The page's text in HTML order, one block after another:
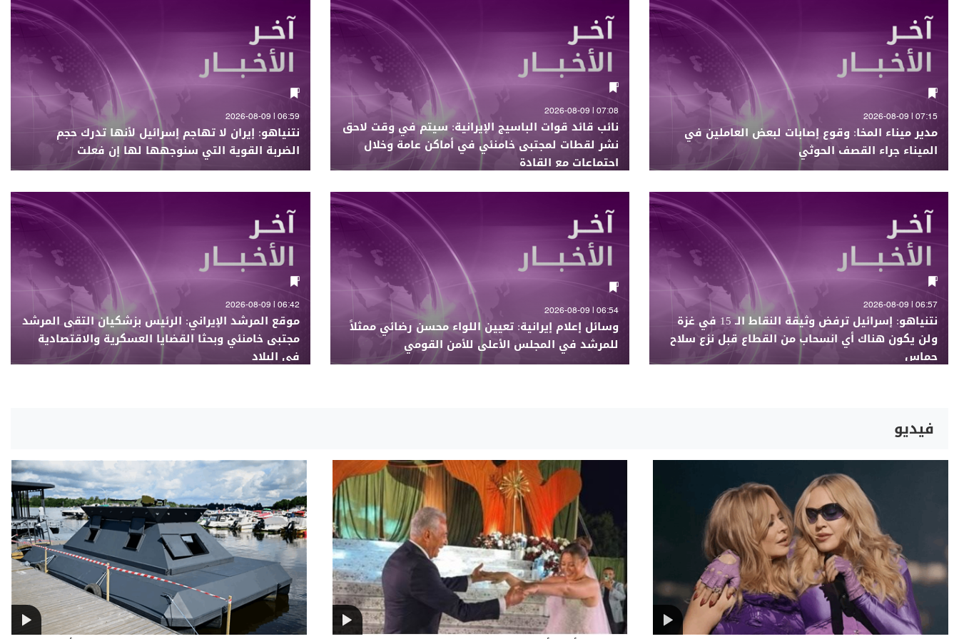
07:15 | 2026-08-09
مدير ميناء المخا: وقوع إصابات لبعض العاملين في
الميناء جراء القصف الحوثي
07:08 | 2026-08-09
نائب قائد قوات الباسيج الإيرانية: سيتم في وقت لاحق
نشر لقطات لمجتبى خامنئي في أماكن عامة وخلال
اجتماعات مع القادة
06:59 | 2026-08-09
نتنياهو: إيران لا تهاجم إسرائيل لأنها تدرك حجم
الضربة القوية التي سنوجهها لها إن فعلت
06:57 | 2026-08-09
نتنياهو: إسرائيل ترفض وثيقة النقاط الـ 15 في غزة
ولن يكون هناك أي انسحاب من القطاع قبل نزع سلاح
حماس
06:54 | 2026-08-09
وسائل إعلام إيرانية: تعيين اللواء محسن رضائي ممثلاً
للمرشد في المجلس الأعلى للأمن القومي
06:42 | 2026-08-09
موقع المرشد الإيراني: الرئيس بزشكيان التقى المرشد
مجتبى خامنئي وبحثا القضايا العسكرية والاقتصادية
في البلاد
فيديو